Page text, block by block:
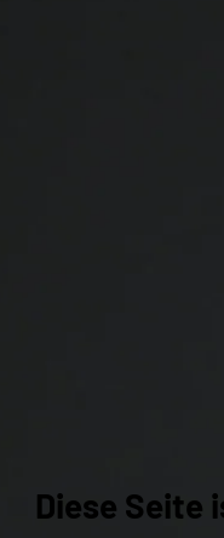
Diese Seite